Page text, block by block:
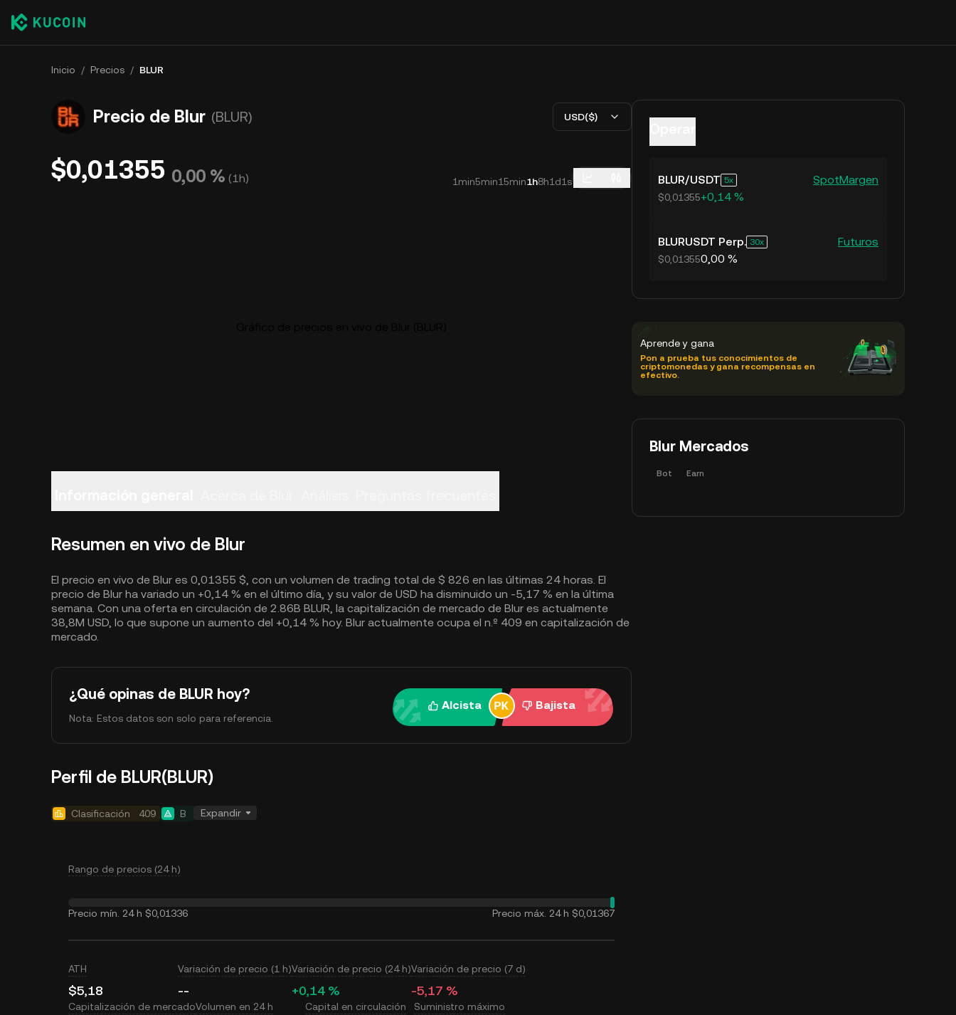
Inicio / Precios / BLUR
Precio de Blur (BLUR) USD($)
$0,01355 0,00 % (1h) 1min5min15min1h8h1d1s
Resumen en vivo de Blur
El precio en vivo de Blur es 0,01355 $, con un volumen de trading total de $ 826 en las últimas 24 horas. El
precio de Blur ha variado un +0,14 % en el último día, y su valor de USD ha disminuido un -5,17 % en la última
semana. Con una oferta en circulación de 2.86B BLUR, la capitalización de mercado de Blur es actualmente
38,8M USD, lo que supone un aumento del +0,14 % hoy. Blur actualmente ocupa el n.º 409 en capitalización de
mercado.
¿Qué opinas de BLUR hoy?
Nota: Estos datos son solo para referencia.
Alcista Bajista
Perfil de BLUR(BLUR)
Clasificación 409 B Expandir
Rango de precios (24 h)
Precio mín. 24 h $0,01336 Precio máx. 24 h $0,01367
ATH
$5,18
Variación de precio (1 h)
--
Variación de precio (24 h)
+0,14 %
Variación de precio (7 d)
-5,17 %
Capitalización de mercadoVolumen en 24 h Capital en circulación Suministro máximo
BLUR/USDT 5 SpotMargen
$0,01355+0,14 %
BLURUSDT Perp. 30 Futuros
$0,013550,00 %
Aprende y gana
Pon a prueba tus conocimientos de
criptomonedas y gana recompensas en
efectivo.
Blur Mercados
Bot Earn